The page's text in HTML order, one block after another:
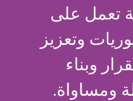
تعمل على
وتعزيز
وبناء
ومساواة.